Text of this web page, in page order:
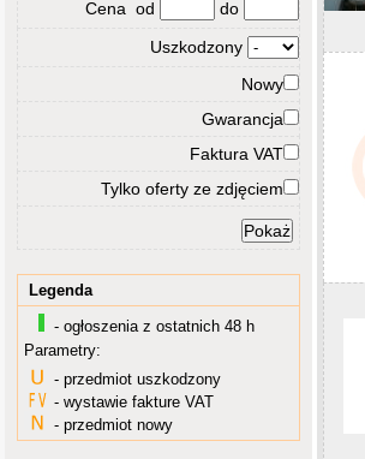
Cena od
do
Uszkodzony
Nowy
Gwarancja
Faktura VAT
Tylko oferty ze zdjęciem
Legenda
- ogłoszenia z ostatnich 48 h
Parametry:
- przedmiot uszkodzony
- wystawie fakture VAT
- przedmiot nowy